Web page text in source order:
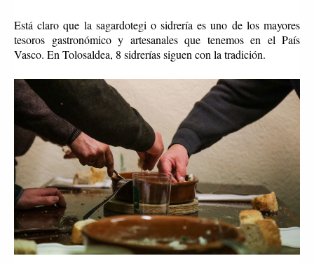
Está claro que la sagardotegi o sidrería es uno de los mayores
tesoros gastronómico y artesanales que tenemos en el País
Vasco. En Tolosaldea, 8 sidrerías siguen con la tradición.